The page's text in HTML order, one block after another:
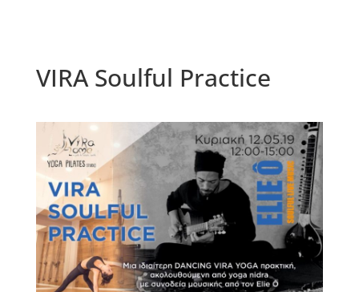
VIRA Soulful Practice